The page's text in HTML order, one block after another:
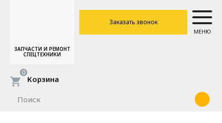
ЗАПЧАСТИ И РЕМОНТ
СПЕЦТЕХНИКИ
Заказать звонок
МЕНЮ
Корзина
0